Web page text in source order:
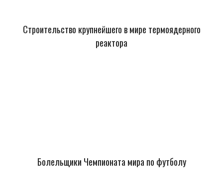
Строительство крупнейшего в мире термоядерного
реактора
Болельщики Чемпионата мира по футболу